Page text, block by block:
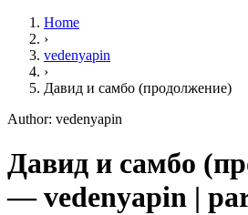
Home
›
vedenyapin
›
Давид и самбо (продолжение)
Author: vedenyapin
Давид и самбо
— vedenyapin |